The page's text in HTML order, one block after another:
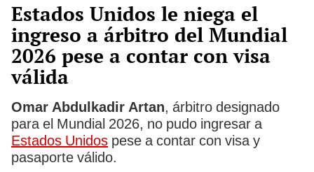
Estados Unidos le niega el
ingreso a árbitro del Mundial
2026 pese a contar con visa
válida
Omar Abdulkadir Artan, árbitro designado
para el Mundial 2026, no pudo ingresar a
Estados Unidos pese a contar con visa y
pasaporte válido.